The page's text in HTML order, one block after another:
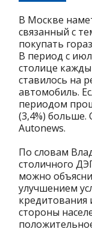
В Москве
связанный с
покупать
В период с
столице
ставилось на
автомобиль.
периодом
(3,4%)
Autonews.
По словам
столичного
можно
улучшением
кредитования
стороны